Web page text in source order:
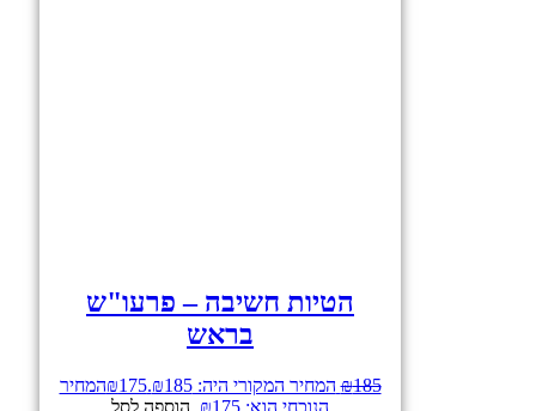
הטיות חשיבה – פרעו"ש
בראש
₪185 המחיר המקורי היה: ₪185. ₪175
המחיר